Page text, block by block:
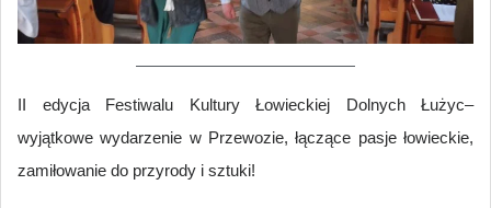
II edycja Festiwalu Kultury Łowieckiej Dolnych Łużyc–
wyjątkowe wydarzenie w Przewozie, łączące pasje łowieckie,
zamiłowanie do przyrody i sztuki!